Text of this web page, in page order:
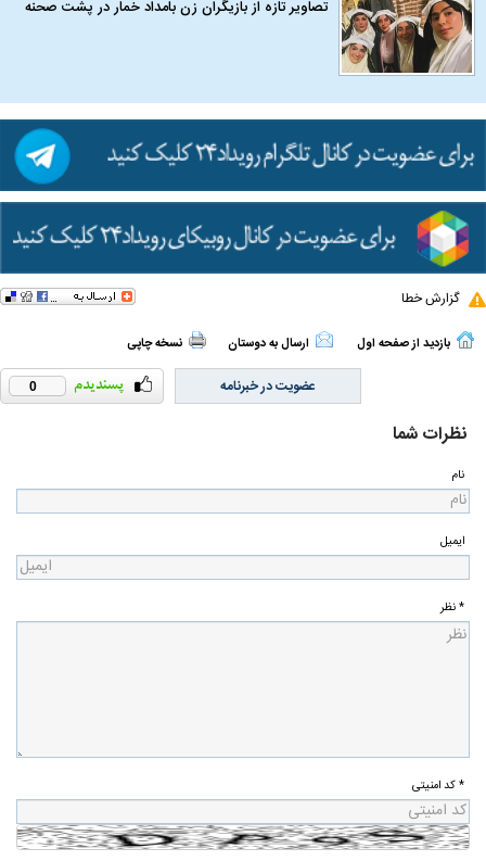
تصاویر تازه از بازیگران زن بامداد خمار در پشت صحنه
گزارش خطا
بازدید از صفحه اول ارسال به دوستان نسخه چاپی
0 عضویت در خبرنامه
نظرات شما
نام
ایمیل
* نظر
* کد امنیتی